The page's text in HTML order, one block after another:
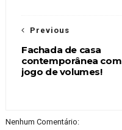
Previous
Fachada de casa
contemporânea com
jogo de volumes!
Nenhum Comentário: